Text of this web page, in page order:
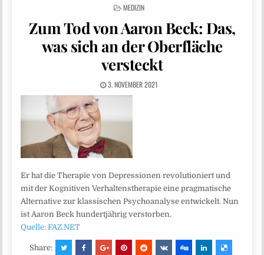
POSTED
MEDIZIN
Zum Tod von Aaron Beck: Das,
was sich an der Oberfläche
versteckt
3. NOVEMBER 2021
Er hat die Therapie von Depressionen revolutioniert und
mit der Kognitiven Verhaltenstherapie eine pragmatische
Alternative zur klassischen Psychoanalyse entwickelt. Nun
ist Aaron Beck hundertjährig verstorben.
Quelle: FAZ.NET
Share: